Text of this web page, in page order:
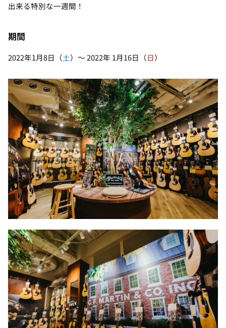
出来る特別な一週間！
期間
2022年1月8日（土）～ 2022年 1月16日（日）